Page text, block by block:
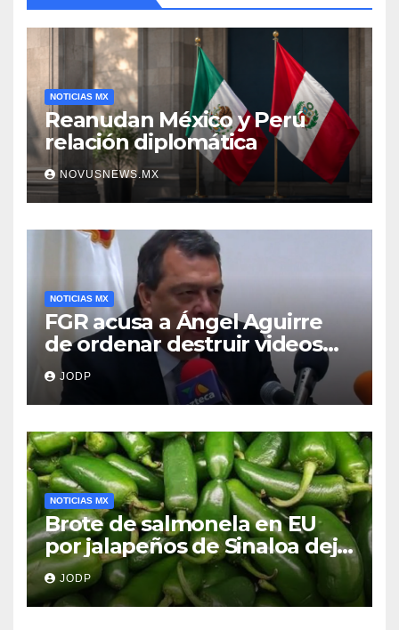
NOTICIAS MX
Reanudan México y Perú
relación diplomática
NOVUSNEWS.MX
NOTICIAS MX
FGR acusa a Ángel Aguirre
de ordenar destruir videos
clave del caso Ayotzinapa
JODP
NOTICIAS MX
Brote de salmonela en EU
por jalapeños de Sinaloa deja
345 enfermos y 36
hospitalizados
JODP